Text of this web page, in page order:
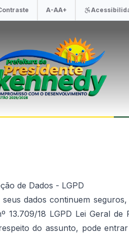
A-AA+
de Dados - LGPD
dados continuem
13.709/18 LGPD Lei Geral
do assunto, pode